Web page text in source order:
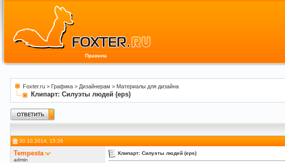
Правила
Foxter.ru > Графика > Дизайнерам > Материалы для дизайна
Клипарт: Силуэты людей (eps)
30.10.2014, 15:26
Tempesta
admin
Клипарт: Силуэты людей (eps)